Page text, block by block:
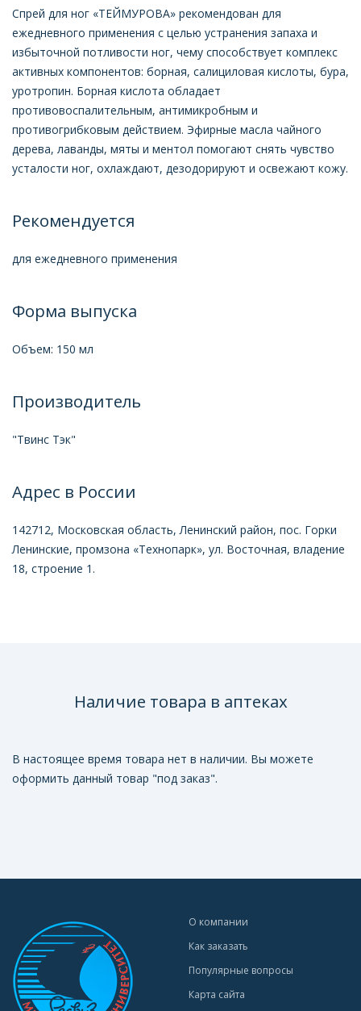
Спрей для ног «ТЕЙМУРОВА» рекомендован для
ежедневного применения с целью устранения запаха и
избыточной потливости ног, чему способствует комплекс
активных компонентов: борная, салициловая кислоты, бура,
уротропин. Борная кислота обладает
противовоспалительным, антимикробным и
противогрибковым действием. Эфирные масла чайного
дерева, лаванды, мяты и ментол помогают снять чувство
усталости ног, охлаждают, дезодорируют и освежают кожу.
Рекомендуется
для ежедневного применения
Форма выпуска
Объем: 150 мл
Производитель
"Твинс Тэк"
Адрес в России
142712, Московская область, Ленинский район, пос. Горки
Ленинские, промзона «Технопарк», ул. Восточная, владение
18, строение 1.
Наличие товара в аптеках
В настоящее время товара нет в наличии. Вы можете
оформить данный товар "под заказ".
О компании
Как заказать
Популярные вопросы
Карта сайта